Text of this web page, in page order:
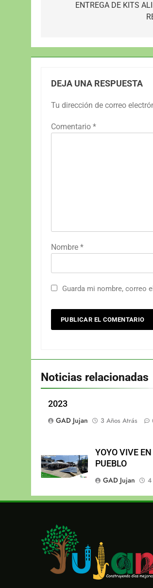
ENTREGA DE KITS
DEJA UNA RESPUESTA
Tu dirección de correo
Comentario *
Nombre *
Guarda mi nombre, correo
Noticias relacionadas
2023
GAD Jujan
3 Años Atrás
YOYO VIVE
PUEBLO
GAD Jujan
4